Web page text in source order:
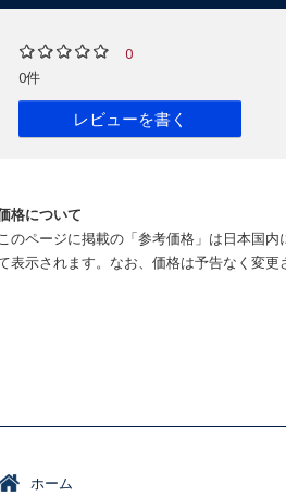
0
0件
レビューを書く
格について
のページに掲載の「参考価格」は日本国
表示されます。なお、価格は予告なく変
ホーム